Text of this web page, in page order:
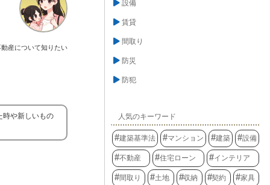
動産について知りたい
時や新しいもの
設備
賃貸
間取り
防災
防犯
人気のキーワード
建築基準法 マンション 建築 設備
不動産 住宅ローン インテリア
間取り 土地 収納 契約 家具